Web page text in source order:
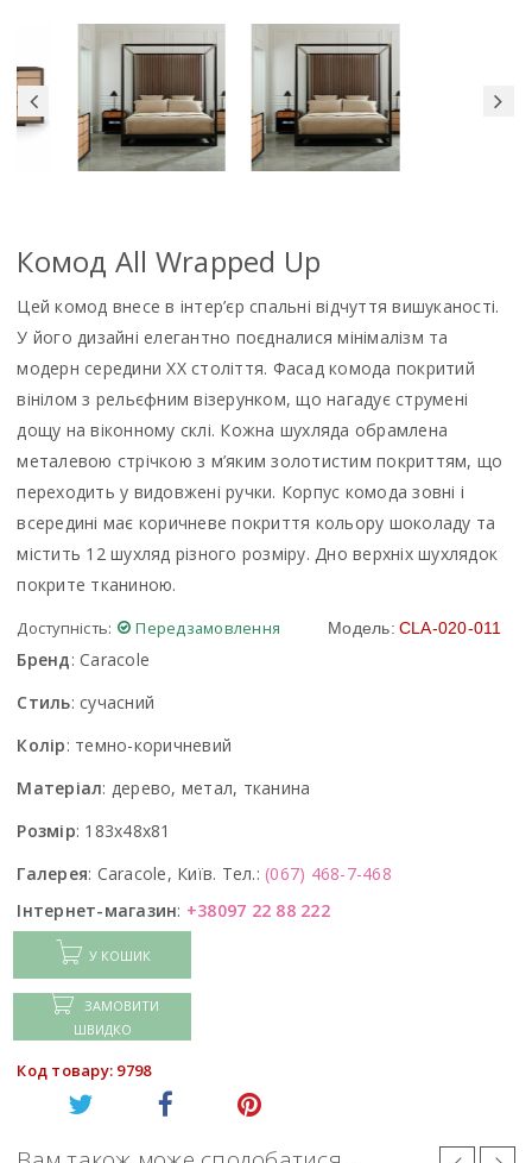
Комод All Wrapped Up
Цей комод внесе в інтер’єр спальні відчуття вишуканості.
У його дизайні елегантно поєдналися мінімалізм та
модерн середини XX століття. Фасад комода покритий
вінілом з рельєфним візерунком, що нагадує струмені
дощу на віконному склі. Кожна шухляда обрамлена
металевою стрічкою з м’яким золотистим покриттям, що
переходить у видовжені ручки. Корпус комода зовні і
всередині має коричневе покриття кольору шоколаду та
містить 12 шухляд різного розміру. Дно верхніх шухлядок
покрите тканиною.
Доступність: Передзамовлення Модель: CLA-020-011
Бренд:Caracole
Стиль: сучасний
Колір: темно-коричневий
Матеріал: дерево, метал, тканина
Розмір: 183x48x81
Галерея: Caracole, Київ. Тел.: (067) 468-7-468
Інтернет-магазин: +38097 22 88 222
У КОШИК
ЗАМОВИТИ
ШВИДКО
Код товару: 9798